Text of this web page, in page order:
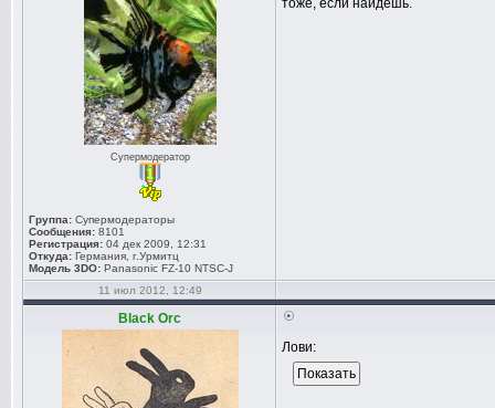
Супермодератор
Группа: Супермодераторы
Сообщения: 8101
Регистрация: 04 дек 2009, 12:31
Откуда: Германия, г.Урмитц
Модель 3DO: Panasonic FZ-10 NTSC-J
тоже, если найдёшь.
11 июл 2012, 12:49
Black Orc
Лови: